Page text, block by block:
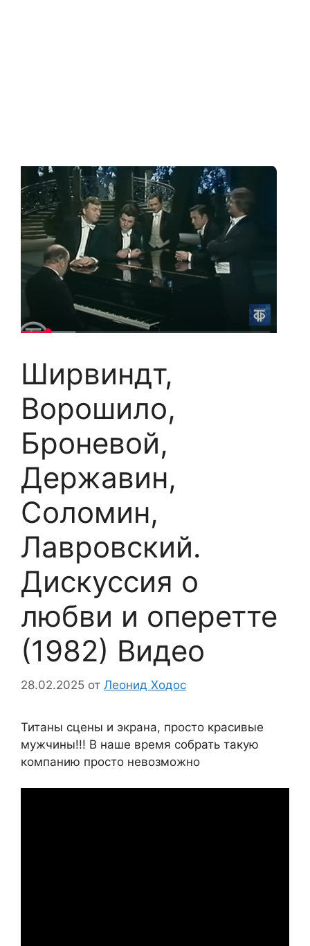
Ширвиндт,
Ворошило,
Броневой,
Державин,
Соломин,
Лавровский.
Дискуссия о
любви и оперетте
(1982) Видео
28.02.2025 от Леонид Ходос
Титаны сцены и экрана, просто красивые
мужчины!!! В наше время собрать такую
компанию просто невозможно